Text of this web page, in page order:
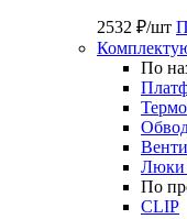
2532 ₽/шт
По
Люки
По
CLIP